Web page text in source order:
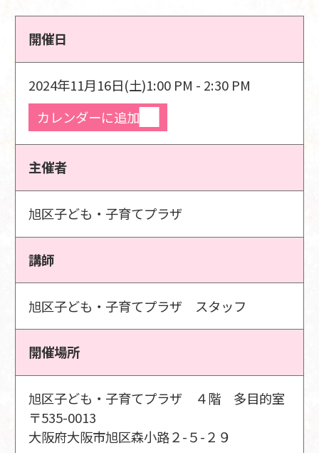
開催日
2024年11月16日(土)1:00 PM - 2:30 PM
カレンダーに追加
主催者
旭区子ども・子育てプラザ
講師
旭区子ども・子育てプラザ スタッフ
開催場所
旭区子ども・子育てプラザ ４階 多目的室
〒535-0013
大阪府大阪市旭区森小路２-５-２９